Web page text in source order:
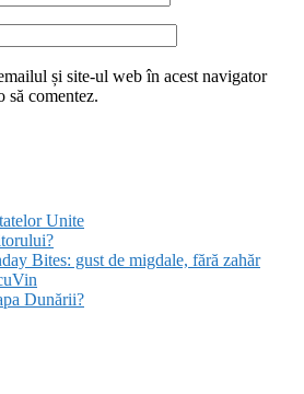
și site-ul web în acest navigator
să comentez.
Unite
Bites: gust de migdale, fără zahăr
Dunării?